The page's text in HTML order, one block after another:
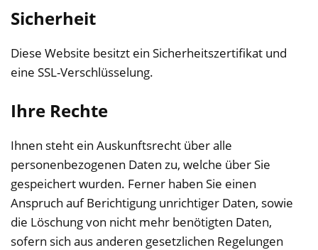
Sicherheit
Diese Website besitzt ein Sicherheitszertifikat und
eine SSL-Verschlüsselung.
Ihre Rechte
Ihnen steht ein Auskunftsrecht über alle
personenbezogenen Daten zu, welche über Sie
gespeichert wurden. Ferner haben Sie einen
Anspruch auf Berichtigung unrichtiger Daten, sowie
die Löschung von nicht mehr benötigten Daten,
sofern sich aus anderen gesetzlichen Regelungen